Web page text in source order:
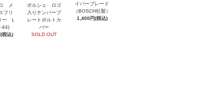
メ
フリ
ー L
44)
税込)
ポルシェ ロゴ
入りナンバープ
レートボルトカ
バー
SOLD OUT
イパーブレード
（BOSCH社製）
1,400円(税込)